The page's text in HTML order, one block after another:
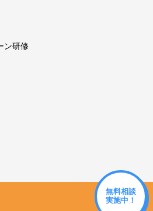
ン研修
無料相談
実施中！